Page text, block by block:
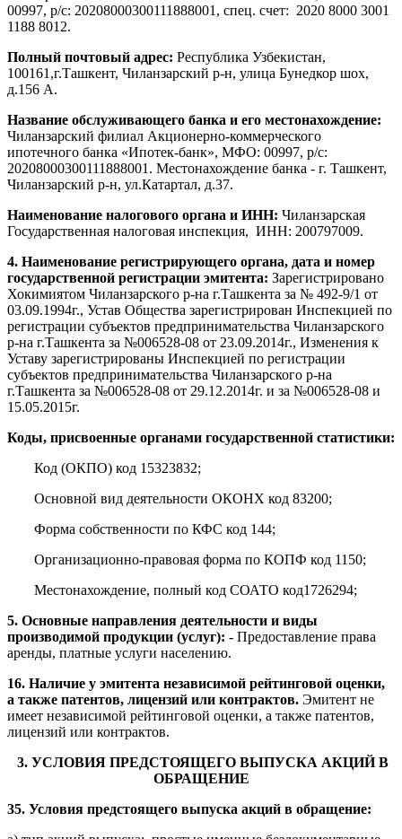
00997, р/с: 20208000300111888001, спец. счет: 2020 8000 3001
1188 8012.
Полный почтовый адрес: Республика Узбекистан,
100161,г.Ташкент, Чиланзарский р-н, улица Бунедкор шох,
д.156 А.
Название обслуживающего банка и его местонахождение:
Чиланзарский филиал Акционерно-коммерческого
ипотечного банка «Ипотек-банк», МФО: 00997, р/с:
20208000300111888001. Местонахождение банка - г. Ташкент,
Чиланзарский р-н, ул.Катартал, д.37.
Наименование налогового органа и ИНН: Чиланзарская
Государственная налоговая инспекция, ИНН: 200797009.
4. Наименование регистрирующего органа, дата и номер
государственной регистрации эмитента: Зарегистрировано
Хокимиятом Чиланзарского р-на г.Ташкента за № 492-9/1 от
03.09.1994г., Устав Общества зарегистрирован Инспекцией по
регистрации субъектов предпринимательства Чиланзарского
р-на г.Ташкента за №006528-08 от 23.09.2014г., Изменения к
Уставу зарегистрированы Инспекцией по регистрации
субъектов предпринимательства Чиланзарского р-на
г.Ташкента за №006528-08 от 29.12.2014г. и за №006528-08 и
15.05.2015г.
Коды, присвоенные органами государственной статистики:
Код (ОКПО) код 15323832;
Основной вид деятельности ОКОНХ код 83200;
Форма собственности по КФС код 144;
Организационно-правовая форма по КОПФ код 1150;
Местонахождение, полный код СОАТО код1726294;
5. Основные направления деятельности и виды
производимой продукции (услуг): - Предоставление права
аренды, платные услуги населению.
16. Наличие у эмитента независимой рейтинговой оценки,
а также патентов, лицензий или контрактов. Эмитент не
имеет независимой рейтинговой оценки, а также патентов,
лицензий или контрактов.
3. УСЛОВИЯ ПРЕДСТОЯЩЕГО ВЫПУСКА АКЦИЙ В
ОБРАЩЕНИЕ
35. Условия предстоящего выпуска акций в обращение: